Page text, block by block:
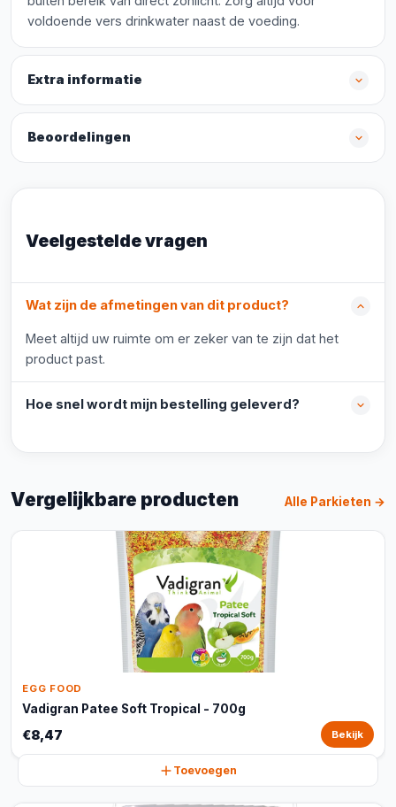
voldoende vers drinkwater naast de voeding.
Extra informatie
Beoordelingen
Veelgestelde vragen
Wat zijn de afmetingen van dit product?
Meet altijd uw ruimte om er zeker van te zijn dat het
product past.
Hoe snel wordt mijn bestelling geleverd?
Vergelijkbare producten Alle Parkieten →
EGG FOOD
Vadigran Patee Soft Tropical - 700g
€8,47 Bekijk
Toevoegen